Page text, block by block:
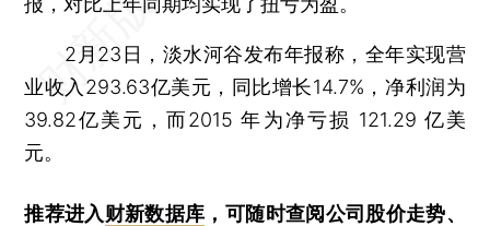
2月23日，淡水河谷发布年报称，全年实现营
业收入293.63亿美元，同比增长14.7%，净利润为
39.82亿美元，而2015 年为净亏损 121.29 亿美
元。
推荐进入财新数据库 ，可随时查阅公司股价走势、